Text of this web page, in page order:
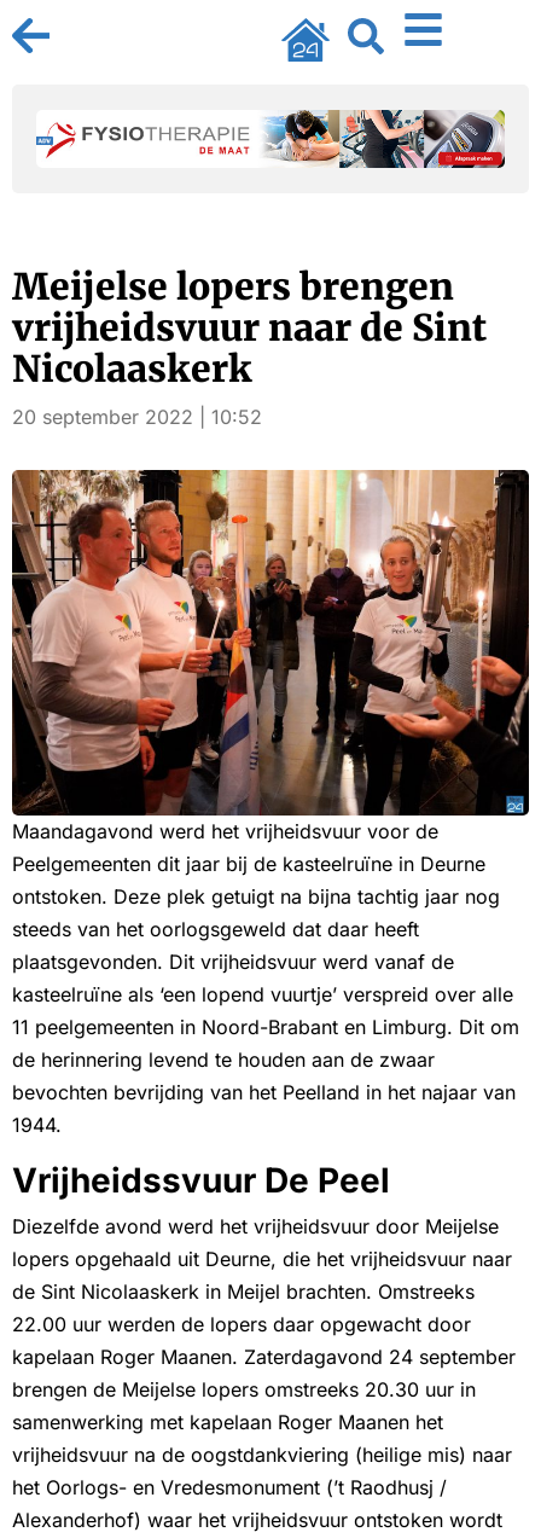
Meijelse lopers brengen
vrijheidsvuur naar de Sint
Nicolaaskerk
20 september 2022 | 10:52
Maandagavond werd het vrijheidsvuur voor de
Peelgemeenten dit jaar bij de kasteelruïne in Deurne
ontstoken. Deze plek getuigt na bijna tachtig jaar nog
steeds van het oorlogsgeweld dat daar heeft
plaatsgevonden. Dit vrijheidsvuur werd vanaf de
kasteelruïne als ‘een lopend vuurtje’ verspreid over alle
11 peelgemeenten in Noord-Brabant en Limburg. Dit om
de herinnering levend te houden aan de zwaar
bevochten bevrijding van het Peelland in het najaar van
1944.
Vrijheidssvuur De Peel
Diezelfde avond werd het vrijheidsvuur door Meijelse
lopers opgehaald uit Deurne, die het vrijheidsvuur naar
de Sint Nicolaaskerk in Meijel brachten. Omstreeks
22.00 uur werden de lopers daar opgewacht door
kapelaan Roger Maanen. Zaterdagavond 24 september
brengen de Meijelse lopers omstreeks 20.30 uur in
samenwerking met kapelaan Roger Maanen het
vrijheidsvuur na de oogstdankviering (heilige mis) naar
het Oorlogs- en Vredesmonument (’t Raodhusj /
Alexanderhof) waar het vrijheidsvuur ontstoken wordt